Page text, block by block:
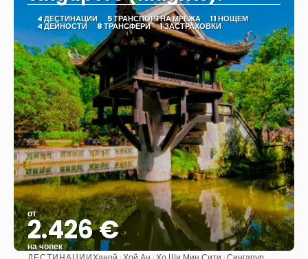
4 ДЕСТИНАЦИИ 5 ТРАНСПОРТНА МРЕЖА 11 НОЩЕМ
4 ДЕЙНОСТИ 8 ТРАНСФЕРИ 1 ЗАСТРАХОВКИ
от
2.426 €
на човек